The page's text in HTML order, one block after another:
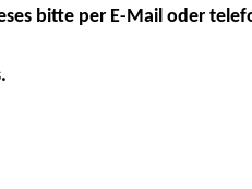
bitte per E-Mail oder